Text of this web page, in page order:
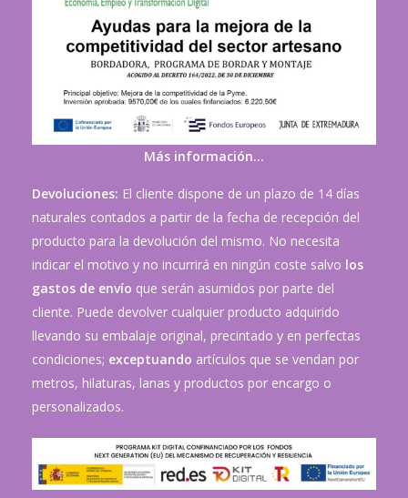
Más información…
Devoluciones: El cliente dispone de un plazo de 14 días
naturales contados a partir de la fecha de recepción del
producto para la devolución del mismo. No necesita
indicar el motivo y no incurrirá en ningún coste salvo los
gastos de envío que serán asumidos por parte del
cliente. Puede devolver cualquier producto adquirido
llevando su embalaje original, precintado y en perfectas
condiciones; exceptuando artículos que se vendan por
metros, hilaturas, lanas y productos por encargo o
personalizados.